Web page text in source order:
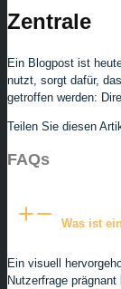
Zentrale
Ein Blogpost ist
nutzt, sorgt dafür,
getroffen werden:
Teilen Sie diesen
FAQs
Was ist
Ein visuell
Nutzerfrage